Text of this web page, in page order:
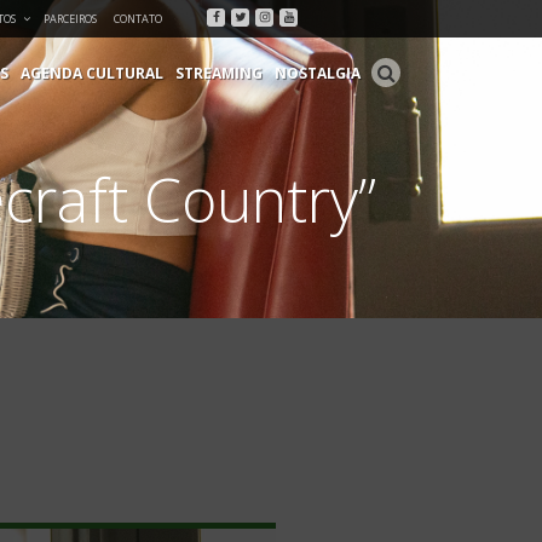
PARCEIROS CONTATO Facebook
Twitter
Instagram
Youtube
AGENDA CULTURAL STREAMING NOSTALGIA
Country”